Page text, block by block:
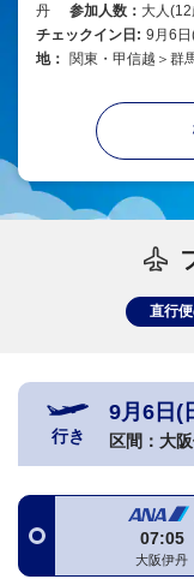
丹
参加人数： 大人
チェックイン日: 9月6
地：
関東・甲信越＞群
直行
行き
9月6日(
区間： 大
07:05
大阪伊丹